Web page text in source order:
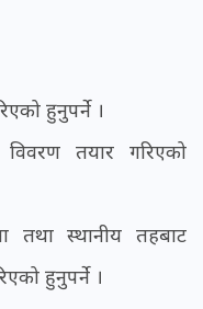
हुनुपर्ने ।
विवरण तयार गरिएको
तथा स्थानीय तहबाट
हुनुपर्ने ।